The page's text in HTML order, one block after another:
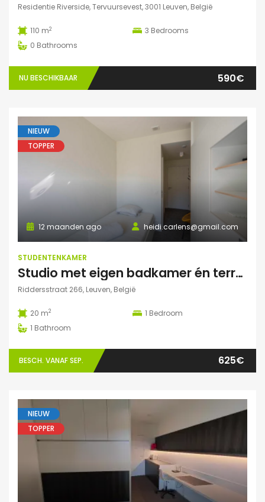
Residentie Riverside, Tervuursevest, 3001 Leuven, België
110 m2 3 Bedrooms
0 Bathrooms
NU BESCHIKBAAR 590€
NIEUW
TOPPER
heidi.carlens@gmail.com
12 maanden ago
STUDENTENKAMER
Studio met eigen badkamer én terrasje
Riddersstraat 266, Leuven, België
20 m2 1 Bedroom
1 Bathroom
BESCH. VANAF SEP. 625€
NIEUW
TOPPER